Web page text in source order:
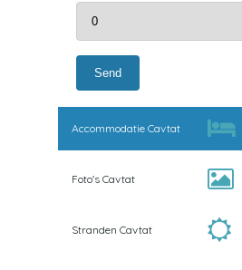
Accommodatie Cavtat
Foto's Cavtat
Stranden Cavtat